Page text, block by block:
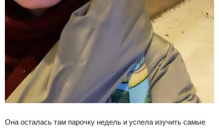
Она осталась там парочку недель и успела изучить самые